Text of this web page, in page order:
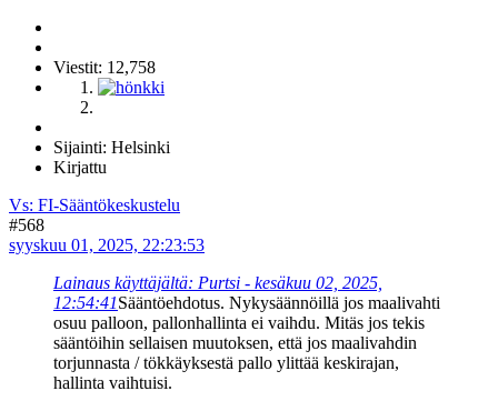
Viestit: 12,758
Sijainti: Helsinki
Kirjattu
Vs: FI-Sääntökeskustelu
#568
syyskuu 01, 2025, 22:23:53
Lainaus käyttäjältä: Purtsi - kesäkuu 02, 2025,
12:54:41Sääntöehdotus. Nykysäännöillä jos maalivahti
osuu palloon, pallonhallinta ei vaihdu. Mitäs jos tekis
sääntöihin sellaisen muutoksen, että jos maalivahdin
torjunnasta / tökkäyksestä pallo ylittää keskirajan,
hallinta vaihtuisi.